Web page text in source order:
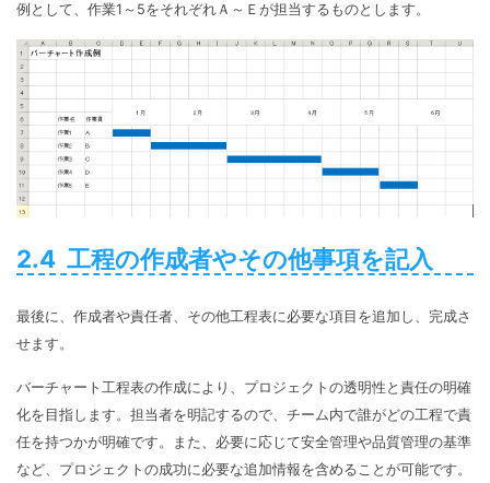
例として、作業1～5をそれぞれＡ～Ｅが担当するものとします。
2.4 工程の作成者やその他事項を記入
最後に、作成者や責任者、その他工程表に必要な項目を追加し、完成さ
せます。
バーチャート工程表の作成により、プロジェクトの透明性と責任の明確
化を目指します。担当者を明記するので、チーム内で誰がどの工程で責
任を持つかが明確です。また、必要に応じて安全管理や品質管理の基準
など、プロジェクトの成功に必要な追加情報を含めることが可能です。